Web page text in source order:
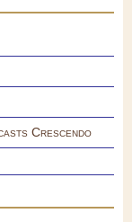
Crescendo